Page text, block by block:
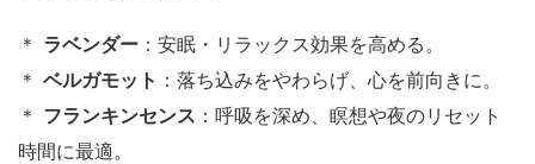
＊ ラベンダー ：安眠・リラックス効果を高める。
＊ ベルガモット ：落ち込みをやわらげ、心を前向きに。
＊ フランキンセンス ：呼吸を深め、瞑想や夜のリセット
時間に最適。